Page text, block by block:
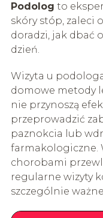
Podolog to
skóry stóp, zaleci
doradzi, jak dbać o
dzień.
Wizyta u
domowe metody
nie przynoszą
przeprowadzić
paznokcia lub
farmakologiczne.
chorobami
regularne wizyty
szczególnie